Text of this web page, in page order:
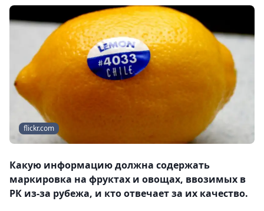
flickr.com
Какую информацию должна содержать
маркировка на фруктах и овощах, ввозимых в
РК из-за рубежа, и кто отвечает за их качество.